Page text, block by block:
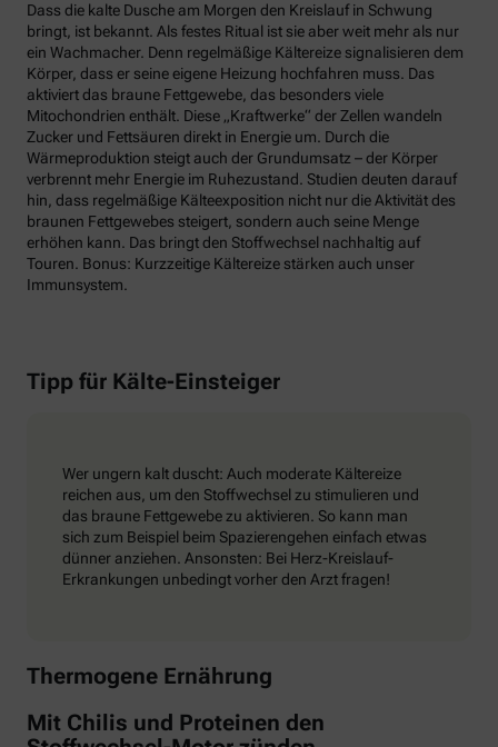
Dass die kalte Dusche am Morgen den Kreislauf in Schwung
bringt, ist bekannt. Als festes Ritual ist sie aber weit mehr als nur
ein Wachmacher. Denn regelmäßige Kältereize signalisieren dem
Körper, dass er seine eigene Heizung hochfahren muss. Das
aktiviert das braune Fettgewebe, das besonders viele
Mitochondrien enthält. Diese „Kraftwerke“ der Zellen wandeln
Zucker und Fettsäuren direkt in Energie um. Durch die
Wärmeproduktion steigt auch der Grundumsatz – der Körper
verbrennt mehr Energie im Ruhezustand. Studien deuten darauf
hin, dass regelmäßige Kälteexposition nicht nur die Aktivität des
braunen Fettgewebes steigert, sondern auch seine Menge
erhöhen kann. Das bringt den Stoffwechsel nachhaltig auf
Touren. Bonus: Kurzzeitige Kältereize stärken auch unser
Immunsystem.
Tipp für Kälte-Einsteiger
Wer ungern kalt duscht: Auch moderate Kältereize
reichen aus, um den Stoffwechsel zu stimulieren und
das braune Fettgewebe zu aktivieren. So kann man
sich zum Beispiel beim Spazierengehen einfach etwas
dünner anziehen. Ansonsten: Bei Herz-Kreislauf-
Erkrankungen unbedingt vorher den Arzt fragen!
Thermogene Ernährung
Mit Chilis und Proteinen den